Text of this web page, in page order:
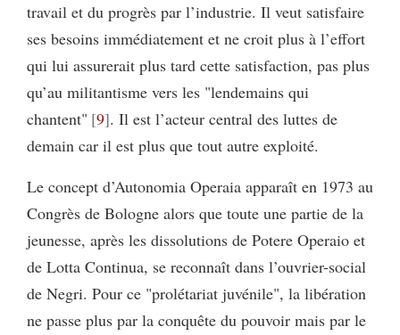
travail et du progrès par l’industrie. Il veut satisfaire
ses besoins immédiatement et ne croit plus à l’effort
qui lui assurerait plus tard cette satisfaction, pas plus
qu’au militantisme vers les "lendemains qui
chantent" 9 . Il est l’acteur central des luttes de
demain car il est plus que tout autre exploité.
Le concept d’Autonomia Operaia apparaît en 1973 au
Congrès de Bologne alors que toute une partie de la
jeunesse, après les dissolutions de Potere Operaio et
de Lotta Continua, se reconnaît dans l’ouvrier-social
de Negri. Pour ce "prolétariat juvénile", la libération
ne passe plus par la conquête du pouvoir mais par le